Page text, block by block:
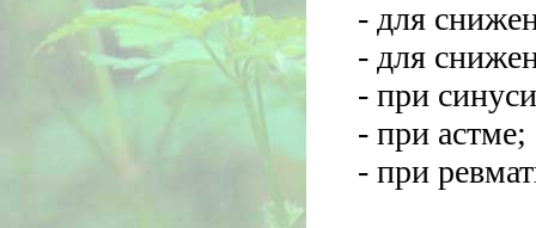
- для
- для
- при
- при астме;
- при